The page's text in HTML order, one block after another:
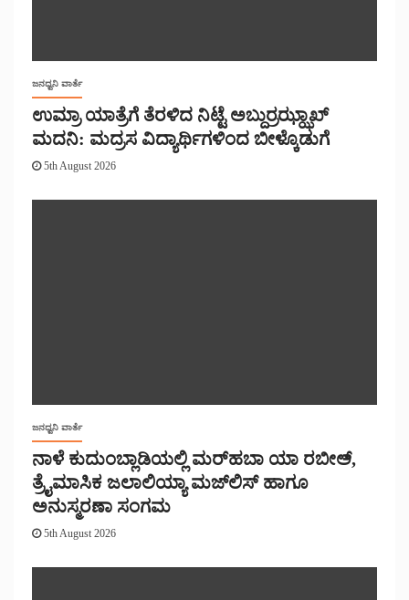
ಜನಧ್ವನಿ ವಾರ್ತೆ
ಉಮ್ರಾ ಯಾತ್ರೆಗೆ ತೆರಳಿದ ನಿಟ್ಟೆ ಅಬ್ದುರ್ರಝ್ಝಾಖ್
ಮದನಿ: ಮದ್ರಸ ವಿದ್ಯಾರ್ಥಿಗಳಿಂದ ಬೀಳ್ಕೊಡುಗೆ
5th August 2026
ಜನಧ್ವನಿ ವಾರ್ತೆ
ನಾಳೆ ಕುದುಂಬ್ಲಾಡಿಯಲ್ಲಿ ಮರ್‌‌ಹಬಾ ಯಾ ರಬೀಅ್,
ತ್ರೈಮಾಸಿಕ ಜಲಾಲಿಯ್ಯಾ ಮಜ್‌‌ಲಿಸ್‌‌ ಹಾಗೂ
ಅನುಸ್ಮರಣಾ ಸಂಗಮ
5th August 2026